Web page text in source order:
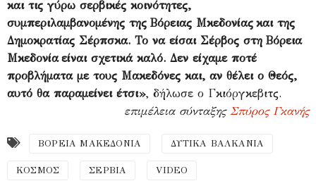
και τις γύρω σερβικές κοινότητες,
συμπεριλαμβανομένης της Βόρειας Μκεδονίας και της
Δημοκρατίας Σέρπσκα. Το να είσαι Σέρβος στη Βόρεια
Μκεδονία είναι σχετικά καλό. Δεν είχαμε ποτέ
προβλήματα με τους Μακεδόνες και, αν θέλει ο Θεός,
αυτό θα παραμείνει έτσι», δήλωσε ο Γκιόργκεβιτς.
επιμέλεια σύνταξης Σπύρος Γκανής
ΒΟΡΕΙΑ ΜΑΚΕΔΟΝΙΑ ΔΥΤΙΚΑ ΒΑΛΚΑΝΙΑ
ΚΟΣΜΟΣ ΣΕΡΒΙΑ VIDEO